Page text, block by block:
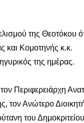
της Θεοτόκου
και Κομοτηνής κ.κ.
της ημέρας.
Περιφερειάρχη
τον Ανώτερο
του Δημοκριτείου